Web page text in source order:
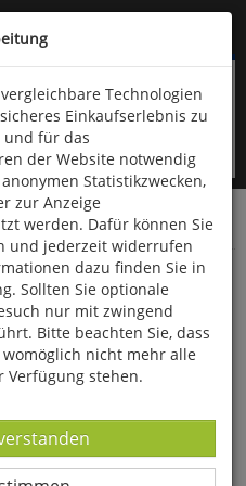
9323-960
Diverses
- Die schönsten
Technologien
Einkaufserlebnis zu
und für das
der Website notwendig
Statistikzwecken,
zur Anzeige
werden. Dafür können Sie
und jederzeit widerrufen
dazu finden Sie in
Sollten Sie optionale
nur mit zwingend
Bitte beachten Sie, dass
nicht mehr alle
Verfügung stehen.
-